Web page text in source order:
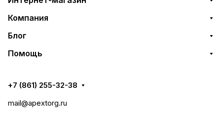
Компания
Блог
Помощь
+7 (861) 255-32-38
mail@apextorg.ru